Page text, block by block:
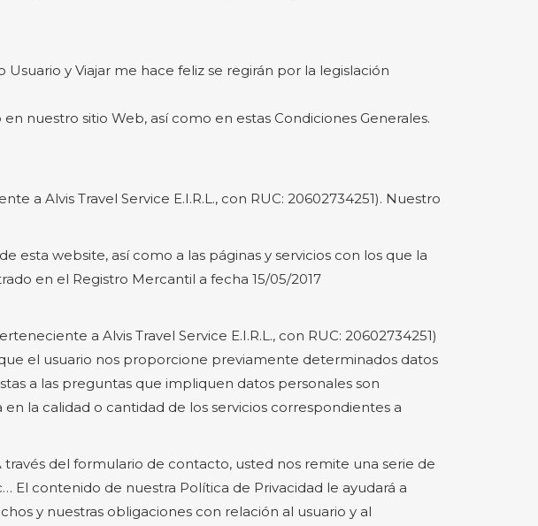
y Viajar me hace feliz se regirán por la legislación
nuestro sitio Web, así como en estas Condiciones Generales.
Alvis Travel Service E.I.R.L., con RUC: 20602734251). Nuestro
esta website, así como a las páginas y servicios con los que la
en el Registro Mercantil a fecha 15/05/2017
a Alvis Travel Service E.I.R.L., con RUC: 20602734251)
el usuario nos proporcione previamente determinados datos
a las preguntas que impliquen datos personales son
la calidad o cantidad de los servicios correspondientes a
del formulario de contacto, usted nos remite una serie de
contenido de nuestra Política de Privacidad le ayudará a
y nuestras obligaciones con relación al usuario y al